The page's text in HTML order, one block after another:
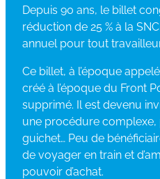
Depuis 90 ans, le billet
réduction de 25 % à la
annuel pour tout
Ce billet, à l’époque
créé à l’époque du Front
supprimé. Il est devenu
une procédure complexe,
guichet… Peu de
de voyager en train et
pouvoir d’achat.